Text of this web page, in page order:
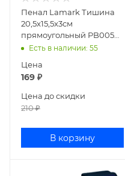
Пенал Lamark Тишина
20,5x15,5x3см
прямоугольный PB0054-
12 Есть в наличии: 55
Цена
169 ₽
Цена до скидки
210₽
В корзину